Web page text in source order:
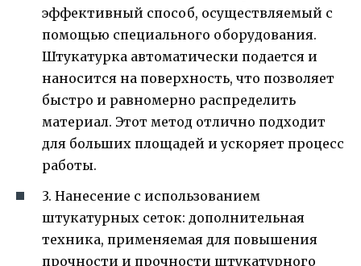
эффективный способ, осуществляемый с
помощью специального оборудования.
Штукатурка автоматически подается и
наносится на поверхность, что позволяет
быстро и равномерно распределить
материал. Этот метод отлично подходит
для больших площадей и ускоряет процесс
работы.
3. Нанесение с использованием
штукатурных сеток: дополнительная
техника, применяемая для повышения
прочности и прочности штукатурного